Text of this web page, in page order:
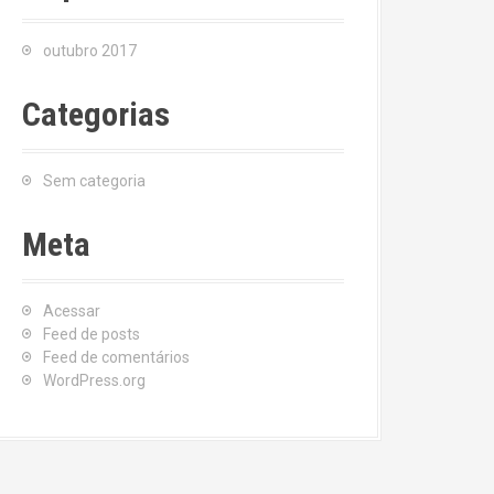
outubro 2017
Categorias
Sem categoria
Meta
Acessar
Feed de posts
Feed de comentários
WordPress.org